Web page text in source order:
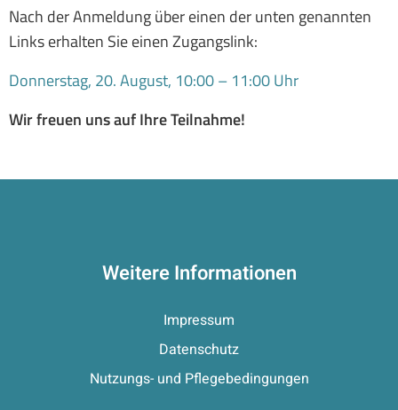
Nach der Anmeldung über einen der unten genannten
Links erhalten Sie einen Zugangslink:
Donnerstag, 20. August, 10:00 – 11:00 Uhr
Wir freuen uns auf Ihre Teilnahme!
Weitere Informationen
Impressum
Datenschutz
Nutzungs- und Pflegebedingungen